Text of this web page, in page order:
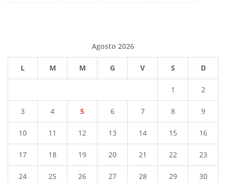
Agosto 2026
L M M G V S D
1 2
3 4 5 6 7 8 9
10 11 12 13 14 15 16
17 18 19 20 21 22 23
24 25 26 27 28 29 30